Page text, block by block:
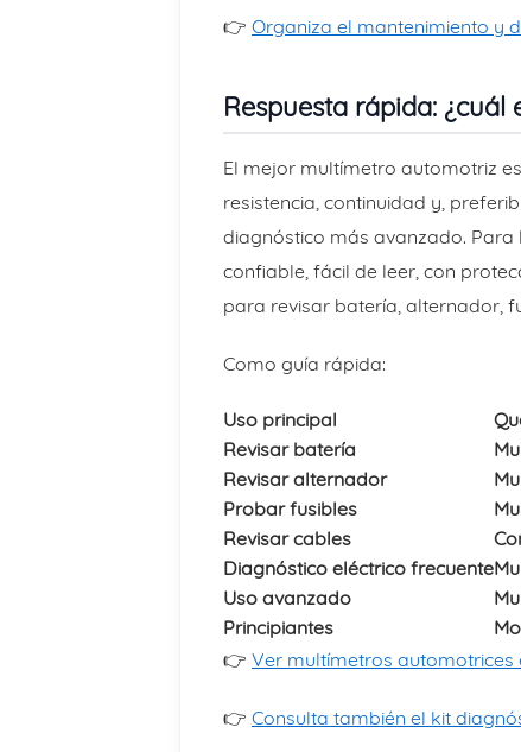
👉 Organiza el mantenimiento y
Respuesta rápida:
El mejor multímetro automotriz
resistencia, continuidad y,
diagnóstico más avanzado.
confiable, fácil de leer, con
para revisar batería, alternador,
Como guía rápida:
Uso principal
Revisar batería
Revisar alternador
Probar fusibles
Revisar cables
Diagnóstico eléctrico frecuente
Uso avanzado
Principiantes
👉 Ver multímetros automotrices
👉 Consulta también el kit